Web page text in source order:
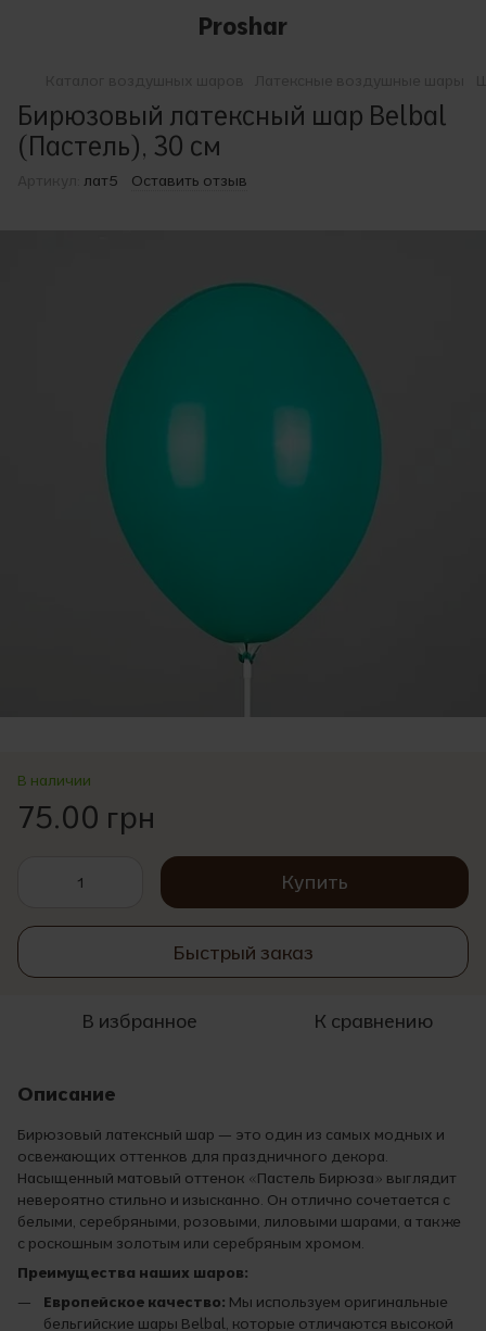
Proshar
Бирюзовый латексный шар Belbal
(Пастель), 30 см
лат5 Оставить отзыв
В наличии
75.00 грн
Купить
Быстрый заказ
В избранное К сравнению
Описание
Бирюзовый латексный шар — это один из самых модных и
освежающих оттенков для праздничного декора.
Насыщенный матовый оттенок «Пастель Бирюза» выглядит
невероятно стильно и изысканно. Он отлично сочетается с
белыми, серебряными, розовыми, лиловыми шарами, а также
с роскошным золотым или серебряным хромом.
Преимущества наших шаров:
Европейское качество: Мы используем оригинальные
бельгийские шары Belbal, которые отличаются высокой